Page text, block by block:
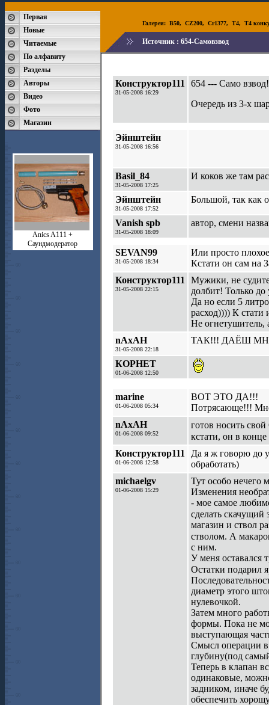
Первая
Новые
Читаемые
По алфавиту
Разделы
Авторы
Видео
Фото
Магазин
Anics A111 +
Саундмодератор
Галереи: B50, CZ200, Cr1377, T4, T4
Источник : 654-Самовзвод
Конструктор111
31-05-2008 16:29
654 --- Само
Очередь из 3-х
Эйнштейн
31-05-2008 16:56
Basil_84
31-05-2008 17:25
И коков же там
Эйнштейн
31-05-2008 17:52
Большой, так как
Vanish spb
31-05-2008 18:09
автор, смени
SEVAN99
31-05-2008 18:34
Или просто плохое
Кстати он сам на
Конструктор111
31-05-2008 22:15
Мужики, не
долбит! Только
Да но если 5
расход)))) К
Не огнетушитель,
nAxAH
31-05-2008 22:18
ТАК!!! ДАЁШ
КОРНЕТ
01-06-2008 12:50
marine
01-06-2008 05:34
ВОТ ЭТО ДА!!!
Потрясающе!!!
nAxAH
01-06-2008 09:52
готов носить
кстати, он в
Конструктор111
01-06-2008 12:58
Да я ж говорю до
обработать)
michaelgv
01-06-2008 15:29
Тут особо нечего
Изменения
- мое самое
сделать скачущий
магазин и ствол
стволом. А
с ним.
У меня оставался
Остатки подарил
диаметр этого
нулевочкой.
Затем много
формы. Пока не
выступающая
Смысл операции
глубину(под
Теперь в клапан
одинаковые,
задником, иначе
обеспечить